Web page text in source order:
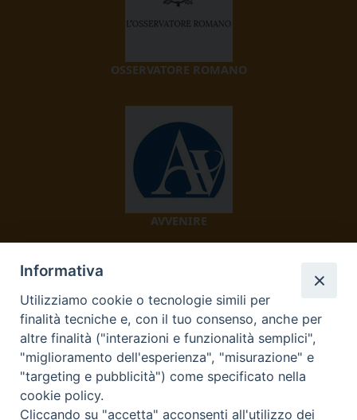
OSSERVATORE ROMANO
AVVENIRE
TV 2000
Informativa
Utilizziamo cookie o tecnologie simili per
finalità tecniche e, con il tuo consenso, anche per
altre finalità ("interazioni e funzionalità semplici",
"miglioramento dell'esperienza", "misurazione" e
"targeting e pubblicità") come specificato nella
cookie policy.
Cliccando su "accetta" acconsenti all'utilizzo dei